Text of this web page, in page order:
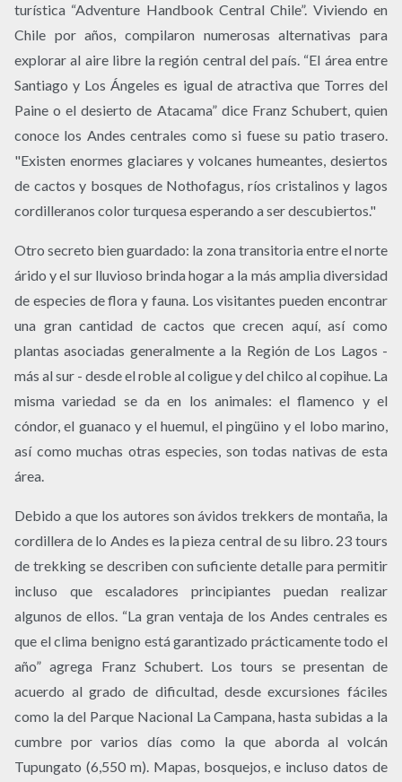
turística “Adventure Handbook Central Chile”. Viviendo en
Chile por años, compilaron numerosas alternativas para
explorar al aire libre la región central del país. “El área entre
Santiago y Los Ángeles es igual de atractiva que Torres del
Paine o el desierto de Atacama” dice Franz Schubert, quien
conoce los Andes centrales como si fuese su patio trasero.
"Existen enormes glaciares y volcanes humeantes, desiertos
de cactos y bosques de Nothofagus, ríos cristalinos y lagos
cordilleranos color turquesa esperando a ser descubiertos."
Otro secreto bien guardado: la zona transitoria entre el norte
árido y el sur lluvioso brinda hogar a la más amplia diversidad
de especies de flora y fauna. Los visitantes pueden encontrar
una gran cantidad de cactos que crecen aquí, así como
plantas asociadas generalmente a la Región de Los Lagos -
más al sur - desde el roble al coligue y del chilco al copihue. La
misma variedad se da en los animales: el flamenco y el
cóndor, el guanaco y el huemul, el pingüino y el lobo marino,
así como muchas otras especies, son todas nativas de esta
área.
Debido a que los autores son ávidos trekkers de montaña, la
cordillera de lo Andes es la pieza central de su libro. 23 tours
de trekking se describen con suficiente detalle para permitir
incluso que escaladores principiantes puedan realizar
algunos de ellos. “La gran ventaja de los Andes centrales es
que el clima benigno está garantizado prácticamente todo el
año” agrega Franz Schubert. Los tours se presentan de
acuerdo al grado de dificultad, desde excursiones fáciles
como la del Parque Nacional La Campana, hasta subidas a la
cumbre por varios días como la que aborda al volcán
Tupungato (6,550 m). Mapas, bosquejos, e incluso datos de